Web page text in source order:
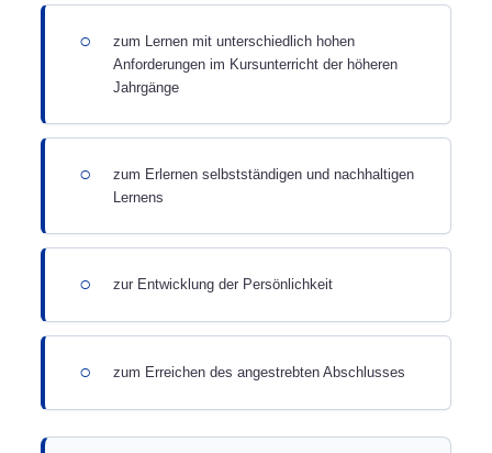
○
zum Lernen mit unterschiedlich hohen
Anforderungen im Kursunterricht der höheren
Jahrgänge
○
zum Erlernen selbstständigen und nachhaltigen
Lernens
○ zur Entwicklung der Persönlichkeit
○ zum Erreichen des angestrebten Abschlusses